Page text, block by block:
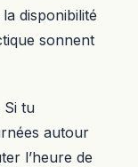
disponibilité
sonnent
Si tu
autour
l’heure de